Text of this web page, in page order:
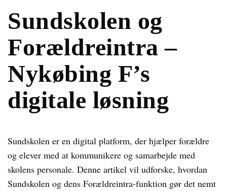
Sundskolen og
Forældreintra –
Nykøbing F’s
digitale løsning
Sundskolen er en digital platform, der hjælper forældre
og elever med at kommunikere og samarbejde med
skolens personale. Denne artikel vil udforske, hvordan
Sundskolen og dens Forældreintra-funktion gør det nemt